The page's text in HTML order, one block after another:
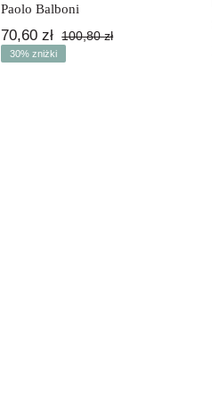
Paolo Balboni
100,80złPierwotna
70,60zł
Aktualna
30% zniżki